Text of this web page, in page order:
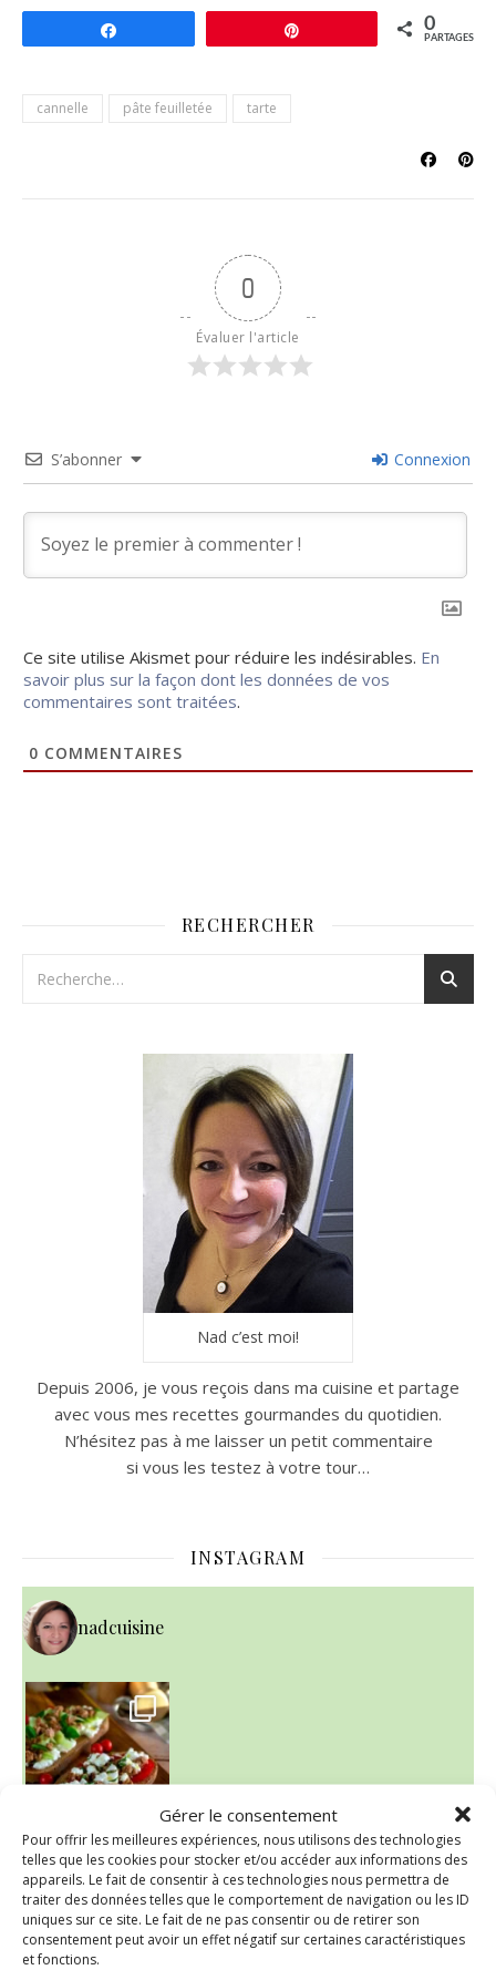
Gérer le consentement
Pour offrir les meilleures expériences, nous utilisons des technologies
telles que les cookies pour stocker et/ou accéder aux informations des
appareils. Le fait de consentir à ces technologies nous permettra de
traiter des données telles que le comportement de navigation ou les ID
uniques sur ce site. Le fait de ne pas consentir ou de retirer son
consentement peut avoir un effet négatif sur certaines caractéristiques
et fonctions.
0
PARTAGES
cannelle pâte feuilletée tarte
0
Évaluer l'article
S’abonner Connexion
Ce site utilise Akismet pour réduire les indésirables. En
savoir plus sur la façon dont les données de vos
commentaires sont traitées.
0 COMMENTAIRES
RECHERCHER
Nad c’est moi!
Depuis 2006, je vous reçois dans ma cuisine et partage
avec vous mes recettes gourmandes du quotidien.
N’hésitez pas à me laisser un petit commentaire
si vous les testez à votre tour…
INSTAGRAM
nadcuisine
~ NICE CREAM À LA FRAISE ~
Presque un mois que